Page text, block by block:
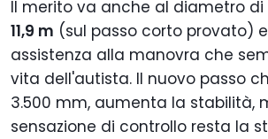
Il merito va anche al diametro
11,9 m (sul passo corto provato)
assistenza alla manovra che
vita dell'autista. Il nuovo passo
3.500 mm, aumenta la stabilità,
sensazione di controllo resta la